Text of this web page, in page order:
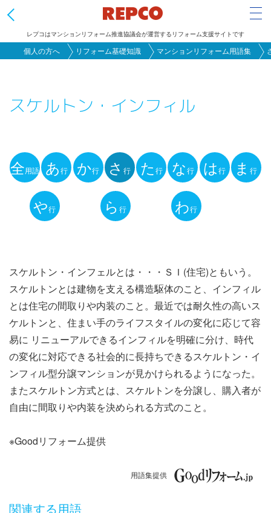
レプコはマンションリフォーム推進協議会が運営するリフォーム支援サイトです
個人の方へ リフォーム基礎知識 マンションリフォーム用語集
スケルトン・インフィル
用
ナ
ビ
ゲ
ー
シ
ョ
ン
全用語 あ行 か行 さ行 た 行 な行 は行 ま行
や行 ら 行 わ行
スケルトン・インフェルとは・・・ＳＩ(住宅)ともいう。
スケルトンとは建物を支える構造駆体のこと、インフィル
とは住宅の間取りや内装のこと。最近では耐久性の高いス
ケルトンと、住まい手のライフスタイルの変化に応じて容
易に リニューアルできるインフィルを明確に分け、時代
の変化に対応できる社会的に長持ちできるスケルトン・イ
ンフィル型分譲マンションが見かけられるようになった。
またスケルトン方式とは、スケルトンを分譲し、購入者が
自由に間取りや内装を決められる方式のこと。
※Goodリフォーム提供
用語集提供
関連する用語